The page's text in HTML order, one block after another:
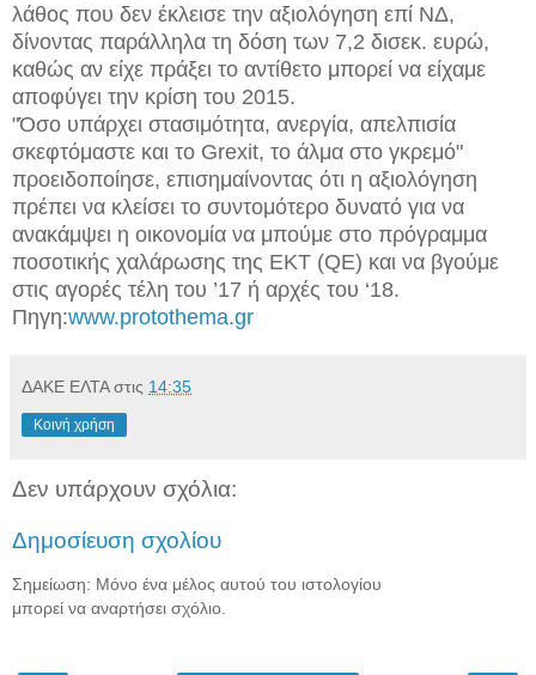
λάθος που δεν έκλεισε την αξιολόγηση επί ΝΔ,
δίνοντας παράλληλα τη δόση των 7,2 δισεκ. ευρώ,
καθώς αν είχε πράξει το αντίθετο μπορεί να είχαμε
αποφύγει την κρίση του 2015.
"Όσο υπάρχει στασιμότητα, ανεργία, απελπισία
σκεφτόμαστε και το Grexit, το άλμα στο γκρεμό"
προειδοποίησε, επισημαίνοντας ότι η αξιολόγηση
πρέπει να κλείσει το συντομότερο δυνατό για να
ανακάμψει η οικονομία να μπούμε στο πρόγραμμα
ποσοτικής χαλάρωσης της ΕΚΤ (QE) και να βγούμε
στις αγορές τέλη του ’17 ή αρχές του ‘18.
Πηγη:www.protothema.gr
ΔΑΚΕ ΕΛΤΑ στις 14:35
Κοινή χρήση
Δεν υπάρχουν σχόλια:
Δημοσίευση σχολίου
Σημείωση: Μόνο ένα μέλος αυτού του ιστολογίου
μπορεί να αναρτήσει σχόλιο.